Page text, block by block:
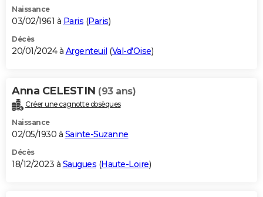
Naissance
03/02/1961 à Paris (Paris)
Décès
20/01/2024 à Argenteuil (Val-d'Oise)
Anna CELESTIN (93 ans)
Créer une cagnotte obsèques
Naissance
02/05/1930 à Sainte-Suzanne
Décès
18/12/2023 à Saugues (Haute-Loire)